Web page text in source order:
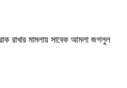
রাখার মামলায় সাবেক আমলা জগলুল